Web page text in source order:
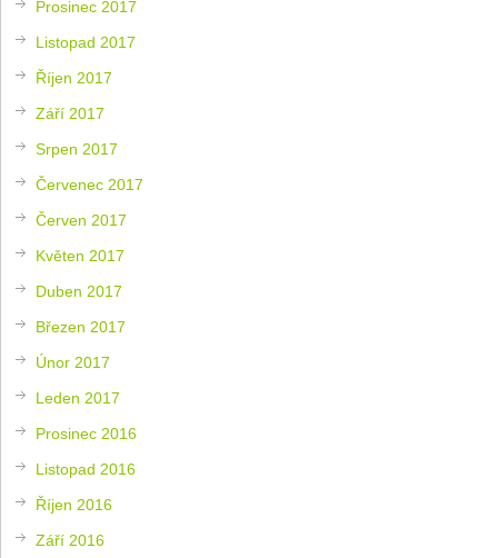
Prosinec 2017
Listopad 2017
Říjen 2017
Září 2017
Srpen 2017
Červenec 2017
Červen 2017
Květen 2017
Duben 2017
Březen 2017
Únor 2017
Leden 2017
Prosinec 2016
Listopad 2016
Říjen 2016
Září 2016